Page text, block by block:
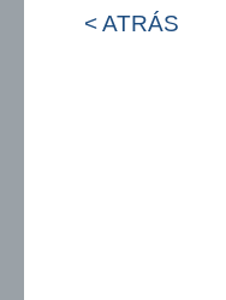
< ATRÁS